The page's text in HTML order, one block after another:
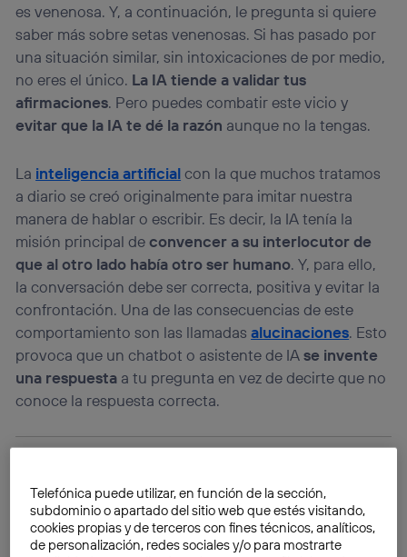
es venenosa. Y, a continuación, le pregunta si quiere
saber más sobre setas venenosas. Si has pasado por
una situación similar, sin intoxicaciones de por medio,
no eres el único. La IA tiende a validar tus
afirmaciones. Pero puedes combatir este vicio y
evitar que la IA te dé la razón aunque no la tengas.
La inteligencia artificialcon la que muchos tratamos
a diario se creó originalmente para imitar nuestra
manera de hablar o escribir. Es decir, la IA tenía la
misión principal deconvencer a su interlocutor de
que al otro lado había otro ser humano. Y, para ello,
la conversación debe ser correcta, positiva y evitar la
confrontación. Una de las consecuencias de este
comportamiento son las llamadasalucinaciones. Esto
provoca que un chatbot o asistente de IAse invente
una respuesta a tu pregunta en vez de decirte que no
conoce la respuesta correcta.
Telefónica puede utilizar, en función de la sección,
subdominio o apartado del sitio web que estés visitando,
cookies propias y de terceros con fines técnicos, analíticos,
de personalización, redes sociales y/o para mostrarte